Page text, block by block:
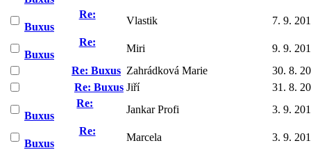
Re:
Buxus
Vlastik
7. 9.
Re:
Buxus
Miri
9. 9.
Re: Buxus Zahrádková Marie
30. 8.
Re: Buxus Jiří
31. 8.
Re:
Buxus
Jankar Profi
3. 9.
Re:
Buxus
Marcela
3. 9.